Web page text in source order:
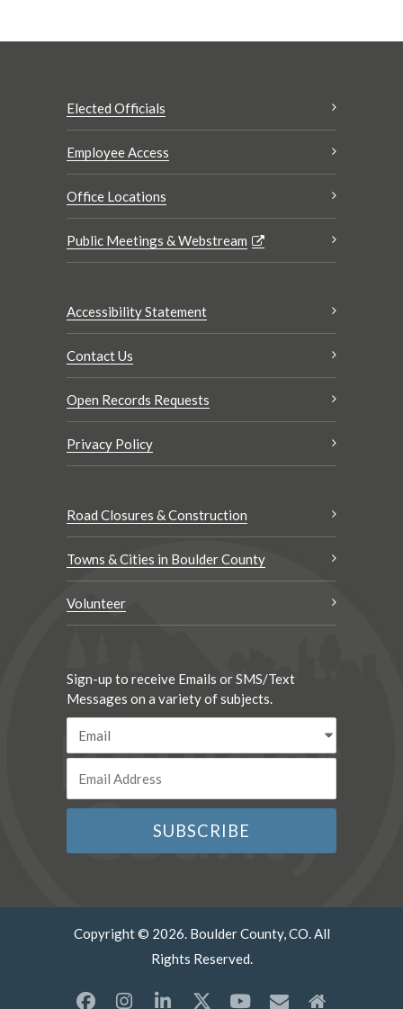
Elected Officials
Employee Access
Office Locations
Public Meetings & Webstream
Accessibility Statement
Contact Us
Open Records Requests
Privacy Policy
Road Closures & Construction
Towns & Cities in Boulder County
Volunteer
Sign-up to receive Emails or SMS/Text
Messages on a variety of subjects.
Copyright © 2026. Boulder County, CO. All
Rights Reserved.